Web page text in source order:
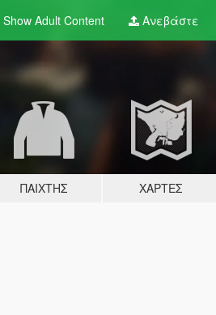
Show Adult Content Ανεβάστε
ΠΑΊΧΤΗΣ ΧΆΡΤΕΣ